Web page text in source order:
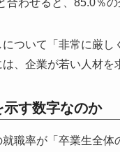
わせると、85.0％
ついて「非常に厳
、企業が若い人材を
す数字なのか
職率が「卒業生全体